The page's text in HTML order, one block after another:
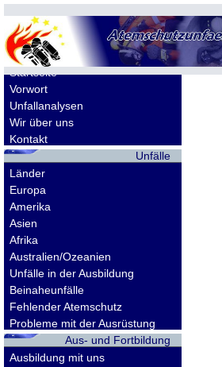
Allgemeines
Startseite
Vorwort
Unfallanalysen
Wir über uns
Kontakt
Unfälle
Länder
Europa
Amerika
Asien
Afrika
Australien/Ozeanien
Unfälle in der Ausbildung
Beinaheunfälle
Fehlender Atemschutz
Probleme mit der Ausrüstung
Aus- und Fortbildung
Ausbildung mit uns